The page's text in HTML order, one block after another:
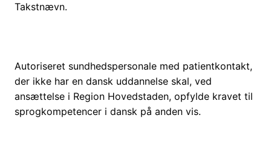
Takstnævn.
Autoriseret sundhedspersonale med patientkontakt,
der ikke har en dansk uddannelse skal, ved
ansættelse i Region Hovedstaden, opfylde kravet til
sprogkompetencer i dansk på anden vis.